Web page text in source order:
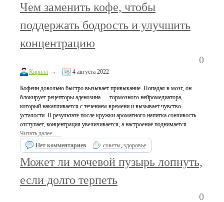
Чем заменить кофе, чтобы
поддержать бодрость и улучшить
концентрацию
0
Кирилл → 4 августа 2022
Кофеин довольно быстро вызывает привыкание. Попадая в мозг, он
блокирует рецепторы аденозина — тормозного нейромедиатора,
который накапливается с течением времени и вызывает чувство
усталости. В результате после кружки ароматного напитка сонливость
отступает, концентрация увеличивается, а настроение поднимается.
Читать далее......
Нет комментариев
советы, здоровье
Может ли мочевой пузырь лопнуть,
если долго терпеть
0